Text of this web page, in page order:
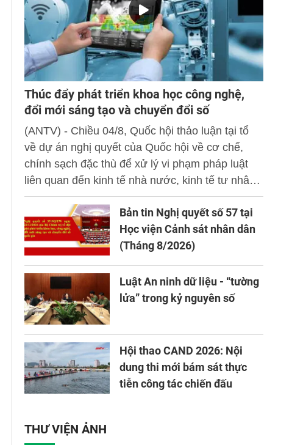
Thúc đẩy phát triển khoa học công nghệ,
đổi mới sáng tạo và chuyển đổi số
(ANTV) - Chiều 04/8, Quốc hội thảo luận tại tổ
về dự án nghị quyết của Quốc hội về cơ chế,
chính sạch đặc thù để xử lý vi phạm pháp luật
liên quan đến kinh tế nhà nước, kinh tế tư nhân
và ứng dụng khoa học công nghệ, đổi mới sáng
tạo và chuyển đổi số.Bản tin Nghị quyết số 57 tại
Học viện Cảnh sát nhân dân
(Tháng 8/2026)
Luật An ninh dữ liệu - “tường
lửa” trong kỷ nguyên số
Hội thao CAND 2026: Nội
dung thi mới bám sát thực
tiễn công tác chiến đấu
THƯ VIỆN ẢNH